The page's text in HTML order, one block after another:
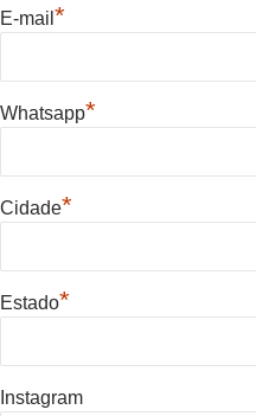
E-mail *
Whatsapp*
Cidade*
Estado*
Instagram